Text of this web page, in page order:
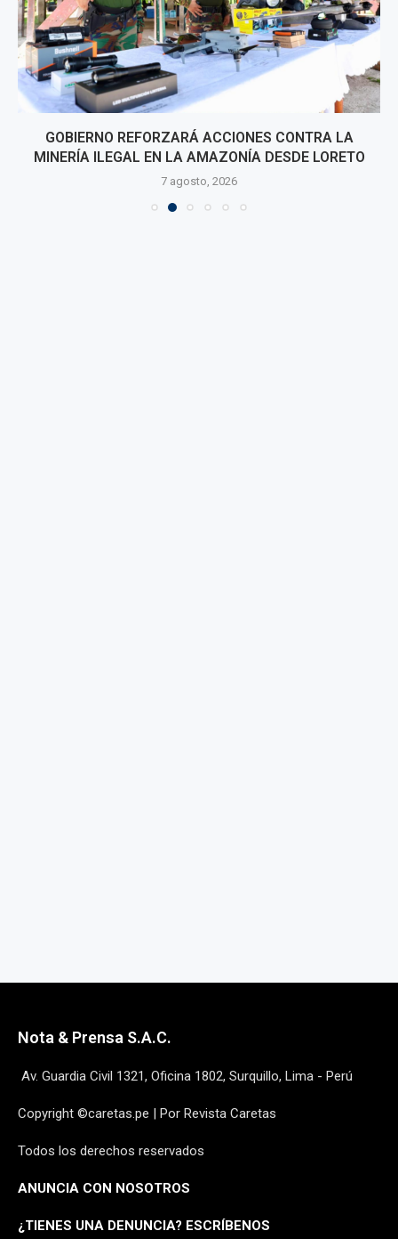
GOBIERNO REFORZARÁ ACCIONES CONTRA LA
MINERÍA ILEGAL EN LA AMAZONÍA DESDE LORETO
7 agosto, 2026
Nota & Prensa S.A.C.
Av. Guardia Civil 1321, Oficina 1802, Surquillo, Lima - Perú
Copyright ©caretas.pe | Por Revista Caretas
Todos los derechos reservados
ANUNCIA CON NOSOTROS
¿TIENES UNA DENUNCIA? ESCRÍBENOS